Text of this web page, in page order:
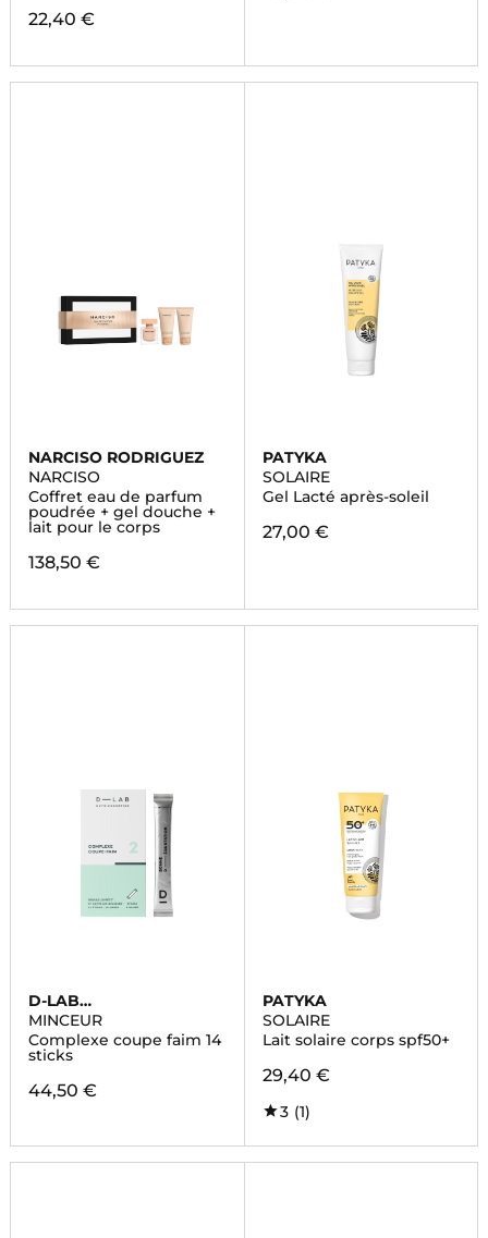
22,40 €
NARCISO RODRIGUEZ
NARCISO
Coffret eau de parfum
poudrée + gel douche +
lait pour le corps
138,50 €
PATYKA
SOLAIRE
Gel Lacté après-soleil
27,00 €
D-LAB
NUTRICOSMETICS
MINCEUR
Complexe coupe faim 14
sticks
44,50 €
PATYKA
SOLAIRE
Lait solaire corps spf50+
29,40 €
3 (1)